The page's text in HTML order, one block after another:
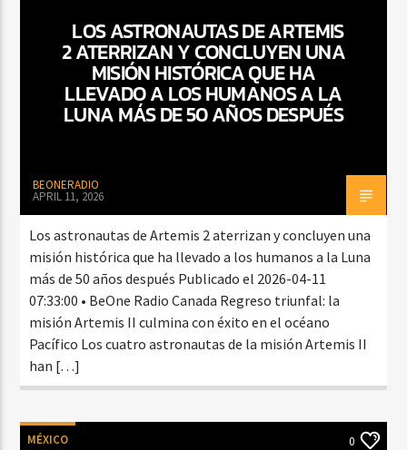
CURRENT SHOW
AMANECER CON SALSA
6:00 AM 9:00 AM
LOS ASTRONAUTAS DE ARTEMIS
2 ATERRIZAN Y CONCLUYEN UNA
MISIÓN HISTÓRICA QUE HA
LLEVADO A LOS HUMANOS A LA
LUNA MÁS DE 50 AÑOS DESPUÉS
BEONERADIO
APRIL 11, 2026
Los astronautas de Artemis 2 aterrizan y concluyen una
misión histórica que ha llevado a los humanos a la Luna
más de 50 años después Publicado el 2026-04-11
07:33:00 • BeOne Radio Canada Regreso triunfal: la
misión Artemis II culmina con éxito en el océano
Pacífico Los cuatro astronautas de la misión Artemis II
han […]
MÉXICO 0